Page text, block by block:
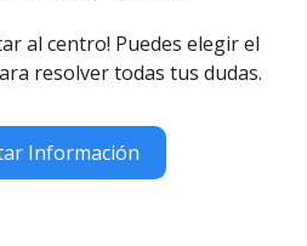
al centro! Puedes elegir el
resolver todas tus dudas.
Información